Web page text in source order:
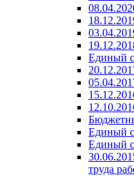
Единый
Единый
Единый
труда